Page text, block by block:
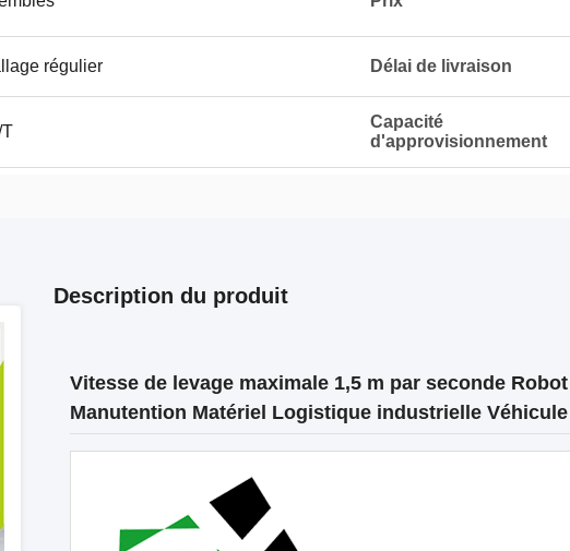
régulier Délai de livraison
T
Capacité
d'approvisionnement
Description du produit
Vitesse de levage maximale 1,5 m par seconde
Manutention Matériel Logistique industrielle Véhicule